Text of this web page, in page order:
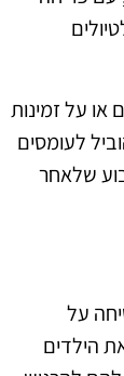
או על זמינות
לעומסים
שלאחר
על
הילדים